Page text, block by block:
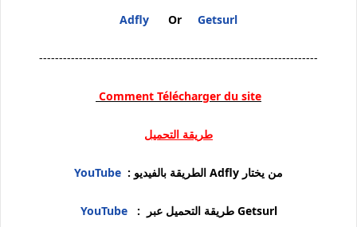
Adfly Or Getsurl
----------------------------------------------------------------------
Comment Télécharger du site
طريقة التحميل
من يختار Adfly الطريقة بالفيديو : YouTube
Getsurl طريقة التحميل عبر : YouTube